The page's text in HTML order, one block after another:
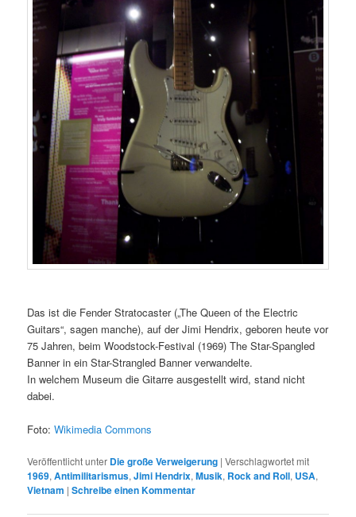
Das ist die Fender Stratocaster („The Queen of the Electric
Guitars“, sagen manche), auf der Jimi Hendrix, geboren heute vor
75 Jahren, beim Woodstock-Festival (1969) The Star-Spangled
Banner in ein Star-Strangled Banner verwandelte.
In welchem Museum die Gitarre ausgestellt wird, stand nicht
dabei.
Foto:Wikimedia Commons
Veröffentlicht unter Die große Verweigerung |Verschlagwortet mit
1969,Antimilitarismus,Jimi Hendrix,Musik, Rock and Roll, USA,
Vietnam |Schreibe einen Kommentar